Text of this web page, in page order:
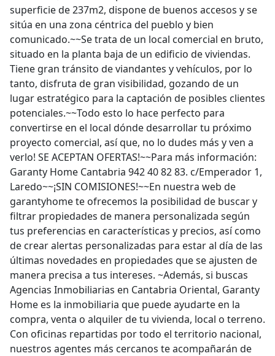
superficie de 237m2, dispone de buenos accesos y se
sitúa en una zona céntrica del pueblo y bien
comunicado.~~Se trata de un local comercial en bruto,
situado en la planta baja de un edificio de viviendas.
Tiene gran tránsito de viandantes y vehículos, por lo
tanto, disfruta de gran visibilidad, gozando de un
lugar estratégico para la captación de posibles clientes
potenciales.~~Todo esto lo hace perfecto para
convertirse en el local dónde desarrollar tu próximo
proyecto comercial, así que, no lo dudes más y ven a
verlo! SE ACEPTAN OFERTAS!~~Para más información:
Garanty Home Cantabria 942 40 82 83. c/Emperador 1,
Laredo~~¡SIN COMISIONES!~~En nuestra web de
garantyhome te ofrecemos la posibilidad de buscar y
filtrar propiedades de manera personalizada según
tus preferencias en características y precios, así como
de crear alertas personalizadas para estar al día de las
últimas novedades en propiedades que se ajusten de
manera precisa a tus intereses. ~Además, si buscas
Agencias Inmobiliarias en Cantabria Oriental, Garanty
Home es la inmobiliaria que puede ayudarte en la
compra, venta o alquiler de tu vivienda, local o terreno.
Con oficinas repartidas por todo el territorio nacional,
nuestros agentes más cercanos te acompañarán de